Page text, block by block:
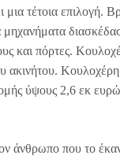
μια τέτοια
και πόρτες.
ακινήτου.
ύψους 2,6 εκ
άνθρωπο που το